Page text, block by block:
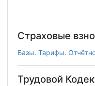
Страховые
Базы. Тарифы.
Трудовой